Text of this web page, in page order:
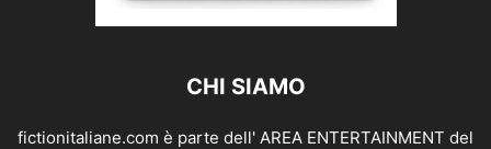
CHI SIAMO
fictionitaliane.com è parte dell' AREA ENTERTAINMENT del